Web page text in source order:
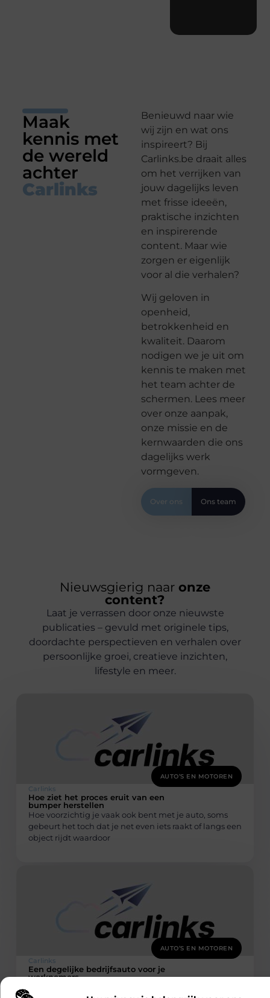
Maak
kennis met
de wereld
achter
Carlinks
Benieuwd naar wie
wij zijn en wat ons
inspireert? Bij
Carlinks.be draait alles
om het verrijken van
jouw dagelijks leven
met frisse ideeën,
praktische inzichten
en inspirerende
content. Maar wie
zorgen er eigenlijk
voor al die verhalen?
Wij geloven in
openheid,
betrokkenheid en
kwaliteit. Daarom
nodigen we je uit om
kennis te maken met
het team achter de
schermen. Lees meer
over onze aanpak,
onze missie en de
kernwaarden die ons
dagelijks werk
vormgeven.
Over ons Ons team
Nieuwsgierig naaronze
content?
Laat je verrassen door onze nieuwste
publicaties – gevuld met originele tips,
doordachte perspectieven en verhalen over
persoonlijke groei, creatieve inzichten,
lifestyle en meer.
AUTO’S EN MOTOREN
Carlinks
Hoe ziet het proces eruit van een
bumper herstellen
Hoe voorzichtig je vaak ook bent met je auto, soms
gebeurt het toch dat je net even iets raakt of langs een
object rijdt waardoor
AUTO’S EN MOTOREN
Carlinks
Een degelijke bedrijfsauto voor je
werknemers